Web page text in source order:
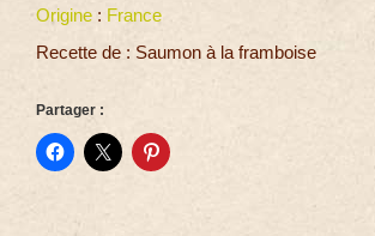
Origine : France
Recette de : Saumon à la framboise
Partager :